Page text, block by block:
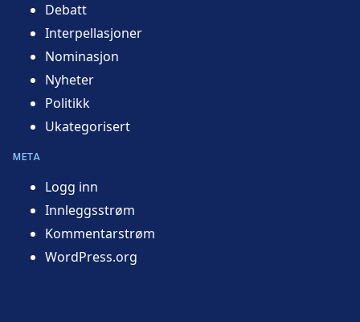
Debatt
Interpellasjoner
Nominasjon
Nyheter
Politikk
Ukategorisert
META
Logg inn
Innleggsstrøm
Kommentarstrøm
WordPress.org